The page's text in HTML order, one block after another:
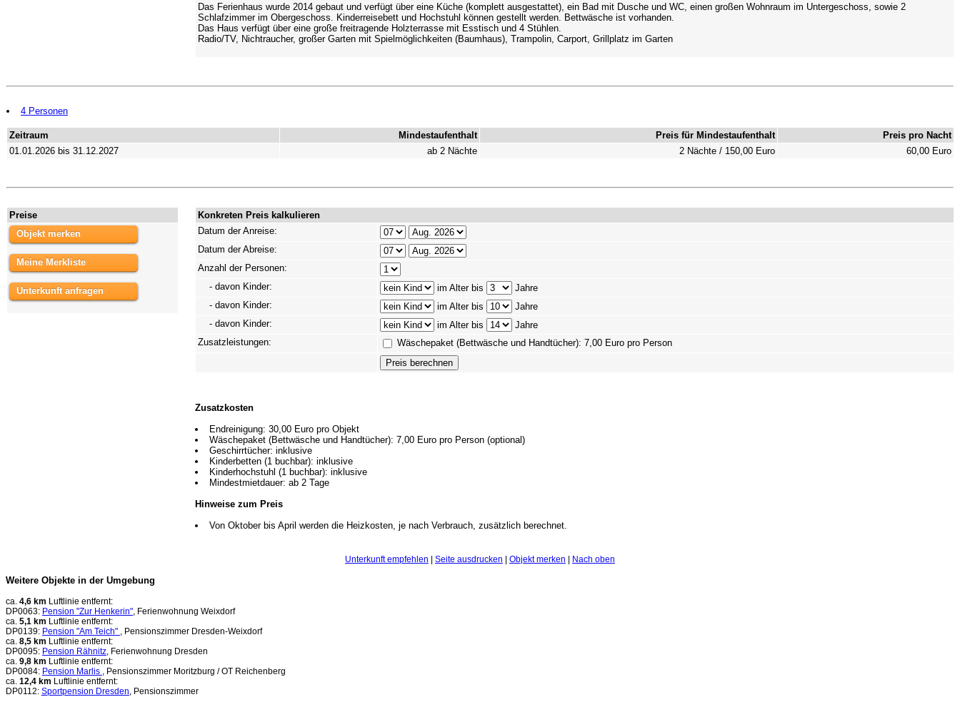
Das Ferienhaus wurde 2014 gebaut und verfügt über eine Küche (komplett ausgestattet), ein Bad mit Dusche und WC, einen großen Wohnraum im Untergeschoss, sowie 2
Schlafzimmer im Obergeschoss. Kinderreisebett und Hochstuhl können gestellt werden. Bettwäsche ist vorhanden.
Das Haus verfügt über eine große freitragende Holzterrasse mit Esstisch und 4 Stühlen.
Radio/TV, Nichtraucher, großer Garten mit Spielmöglichkeiten (Baumhaus), Trampolin, Carport, Grillplatz im Garten
4 Personen
Zeitraum Mindestaufenthalt Preis für Mindestaufenthalt
Preis pro Nacht
01.01.2026 bis 31.12.2027
ab 2 Nächte 2 Nächte / 150,00 Euro 60,00 Euro
Preise
Objekt merken
Meine Merkliste
Unterkunft anfragen
Konkreten Preis kalkulieren
Datum der Anreise:
Datum der Abreise:
Anzahl der Personen:
- davon Kinder:
im Alter bis
Jahre
- davon Kinder:
im Alter bis
Jahre
- davon Kinder:
im Alter bis
Jahre
Zusatzleistungen:
Wäschepaket (Bettwäsche und Handtücher): 7,00 Euro pro Person
Zusatzkosten
Endreinigung: 30,00 Euro pro Objekt
Wäschepaket (Bettwäsche und Handtücher): 7,00 Euro pro Person (optional)
Geschirrtücher: inklusive
Kinderbetten (1 buchbar): inklusive
Kinderhochstuhl (1 buchbar): inklusive
Mindestmietdauer: ab 2 Tage
Hinweise zum Preis
Von Oktober bis April werden die Heizkosten, je nach Verbrauch, zusätzlich berechnet.
Unterkunft empfehlen Seite ausdrucken Objekt merken Nach oben
Weitere Objekte in der Umgebung
ca. 4,6 km Luftlinie entfernt:
DP0063: Pension "Zur Henkerin", Ferienwohnung Weixdorf
ca. 5,1 km Luftlinie entfernt:
DP0139: Pension "Am Teich" , Pensionszimmer Dresden-Weixdorf
ca. 8,5 km Luftlinie entfernt:
DP0095: Pension Rähnitz, Ferienwohnung Dresden
ca. 9,8 km Luftlinie entfernt:
DP0084: Pension Marlis , Pensionszimmer Moritzburg / OT Reichenberg
ca. 12,4 km Luftlinie entfernt:
DP0112: Sportpension Dresden, Pensionszimmer